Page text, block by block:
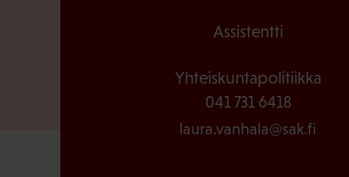
Assistentti
Yhteiskuntapolitiikka
041 731 6418
laura.vanhala@sak.fi